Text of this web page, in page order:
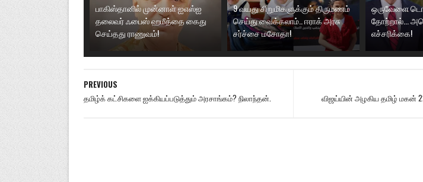
பாகிஸ்தானில் முன்னாள் ஐஎஸ்ஐ
தலைவர் ஃபைஸ் ஹமீத்தை கைது
செய்தது ராணுவம்!
9 வயது சிறுமிகளுக்கும் திருமணம்
செய்து வைக்கலாம்.. ஈராக் அரசு
சர்ச்சை மசோதா!
ஒருவேளை
தோற்றால்...
எச்சரிக்கை!
விஜய்யின் அழகிய தமிழ் மகன்
PREVIOUS
தமிழ்க் கட்சிகளை ஐக்கியப்படுத்தும் அரசாங்கம்? நிலாந்தன்.